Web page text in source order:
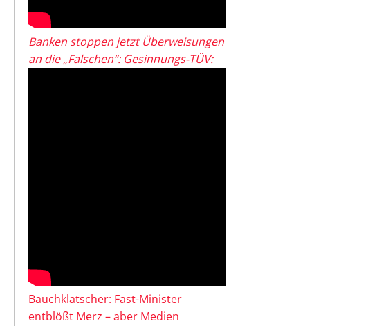
Banken stoppen jetzt Überweisungen
an die „Falschen“: Gesinnungs-TÜV:
Bauchklatscher: Fast-Minister
entblößt Merz – aber Medien